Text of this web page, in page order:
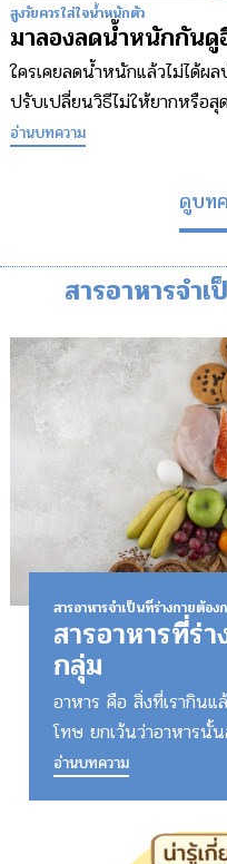
สูงวัยควรใส่ใจน้ำหนักตัว
มาลองลดน้ำหนักกันดู
ใครเคยลดน้ำหนักแล้วไม่ได้ผ
ปรับเปลี่ยนวิธีไม่ให้ยากหรือสุ
อ่านบทความ
ดูบท
สารอาหารจำ
สารอาหารจำเป็นที่ร่างกายต้อง
สารอาหารที่ร่
กลุ่ม
อาหาร คือ สิ่งที่เรากินแ
โทษ ยกเว้นว่าอาหารนั้
อ่านบทความ